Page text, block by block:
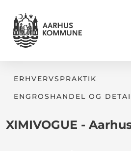
ERHVERVSPRAKTIK
ENGROSHANDEL OG
XIMIVOGUE -